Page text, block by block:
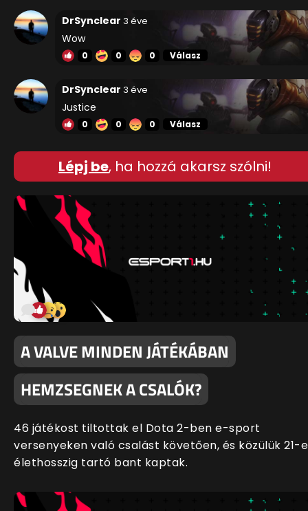
DrSynclear 3 éve
Wow
0 0 0 Válasz
DrSynclear 3 éve
Justice
0 0 0 Válasz
Lépj be, ha hozzá akarsz szólni!
A VALVE MINDEN JÁTÉKÁBAN
HEMZSEGNEK A CSALÓK?
46 játékost tiltottak el Dota 2-ben e-sport
versenyeken való csalást követően, és közülük 21-
élethosszig tartó bant kaptak.